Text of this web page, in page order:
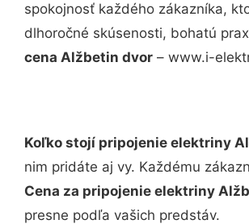
spokojnosť každého zákazníka,
dlhoročné skúsenosti, bohatú
cena Alžbetin dvor – www.i-
Koľko stojí pripojenie elektriny
nim pridáte aj vy. Každému
Cena za pripojenie elektriny
presne podľa vašich predstáv.